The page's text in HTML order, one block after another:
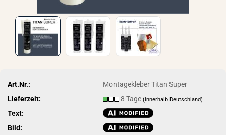
Art.Nr.:
Montagekleber Titan Super
Lieferzeit:
8 Tage(innerhalb Deutschland)
Text:
Bild: